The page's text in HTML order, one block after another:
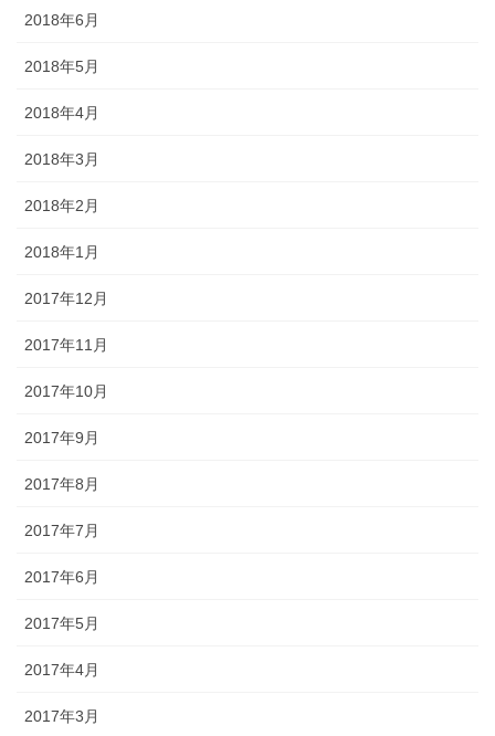
2018年6月
2018年5月
2018年4月
2018年3月
2018年2月
2018年1月
2017年12月
2017年11月
2017年10月
2017年9月
2017年8月
2017年7月
2017年6月
2017年5月
2017年4月
2017年3月